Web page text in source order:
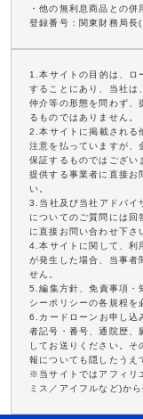
・他の無利息商品との
登録番号：関東財務局
1.本サイトの目的は、ロ
することにあり、当社は
仲介等の形態を問わず、
るものではありません。
2.本サイトに掲載される
注意を払っていますが、
保証するものではござい
提供する事業者に直接お
い。
3.当社及び当社アドバイ
についてのご質問には回
に直接お問い合わせ下さ
4.本サイトに関して、利
が発生した場合、当事者
せん。
5.編集方針、免責事項・
シーポリシーの各規程を
6.カードローンお申し込
者記号・番号、通院歴、
してお送りください。
報についても隠したうえ
※当サイトではアフィリ
ミス／アイフルなど)か